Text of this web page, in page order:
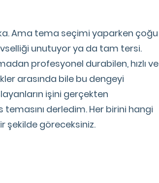
Ama tema seçimi yaparken çoğu
unutuyor ya da tam tersi.
profesyonel durabilen, hızlı ve
arasında bile bu dengeyi
işini gerçekten
derledim. Her birini hangi
şekilde göreceksiniz.